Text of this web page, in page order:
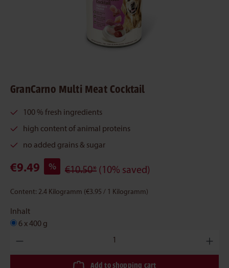
GranCarno Multi Meat Cocktail
100 % fresh ingredients
high content of animal proteins
no added grains & sugar
€9.49 % €10.50* (10% saved)
Content: 2.4 Kilogramm (€3.95 / 1 Kilogramm)
Inhalt
6 x 400 g
Product Quantity: Enter the desired amount or use the buttons
Add to shopping cart